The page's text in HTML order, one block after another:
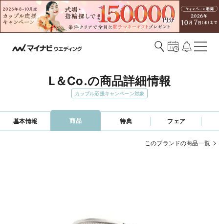
L＆Co.の商品詳細情報
カップル応援キャンペーン対象
基本情報 商品 特典 フェア
このブランドの商品一覧